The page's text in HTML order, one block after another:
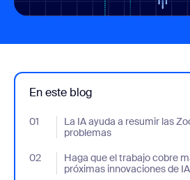
En este blog
01
La IA ayuda a resumir las
problemas
- Jumplink to La IA ayuda a
02
Haga que el trabajo cobre
próximas innovaciones de IA
- Jumplink to Haga que el trabajo